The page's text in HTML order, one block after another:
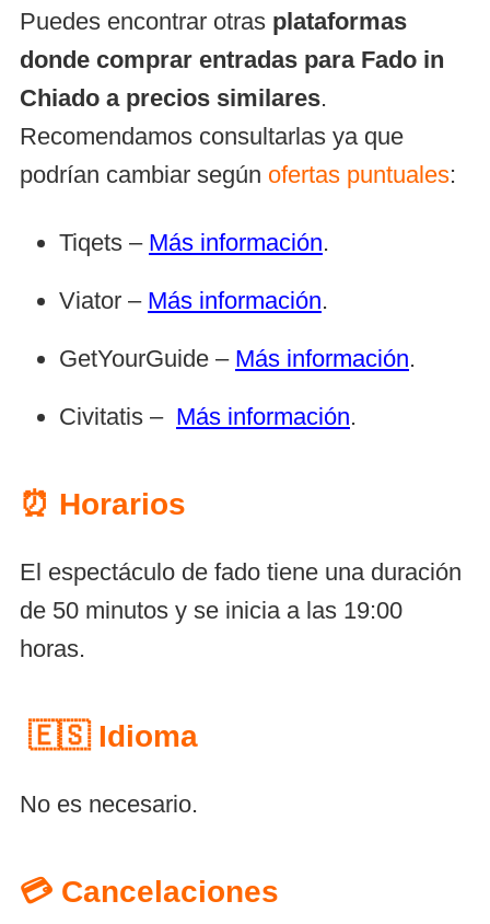
Puedes encontrar otras plataformas
donde comprar entradas para Fado in
Chiado a precios similares.
Recomendamos consultarlas ya que
podrían cambiar según ofertas puntuales:
Tiqets – Más información.
Viator – Más información.
GetYourGuide – Más información.
Civitatis – Más información.
⏰ Horarios
El espectáculo de fado tiene una duración
de 50 minutos y se inicia a las 19:00
horas.
🇪🇸 Idioma
No es necesario.
💳 Cancelaciones